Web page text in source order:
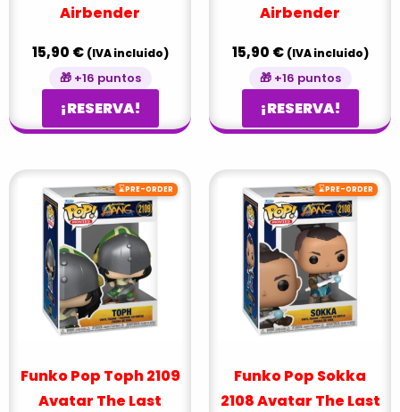
Airbender
15,90 € (IVA incluido)
🎁 +16 puntos
¡RESERVA!
Airbender
15,90 € (IVA incluido)
🎁 +16 puntos
¡RESERVA!
⌛PRE-ORDER
Funko Pop Toph 2109
Avatar The Last
⌛PRE-ORDER
Funko Pop Sokka
2108 Avatar The Last